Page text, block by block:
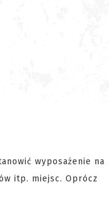
wyposażenie na
itp. miejsc. Oprócz